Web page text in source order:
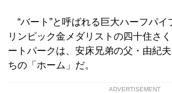
“バート”と呼ばれる巨大ハーフパイ
リンピック金メダリストの四十住さ
ートパークは、安床兄弟の父・由紀
ちの「ホーム」だ。
ADVERTISEMENT